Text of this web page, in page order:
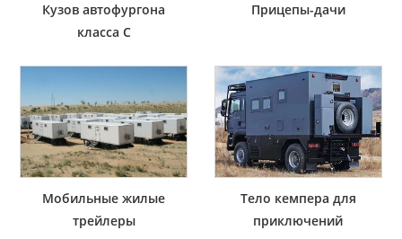
Кузов автофургона
класса C
Прицепы-дачи
Мобильные жилые
трейлеры
Тело кемпера для
приключений